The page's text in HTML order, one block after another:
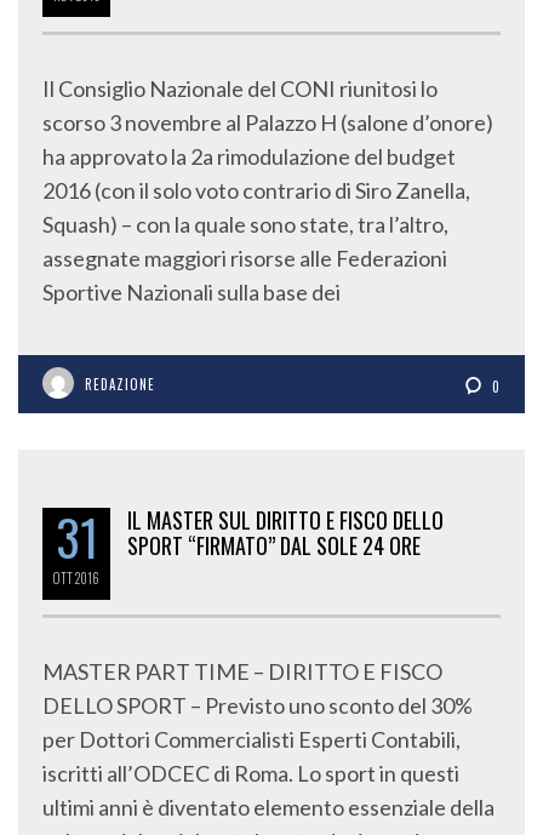
scorso 3 novembre al Palazzo H (salone d’onore)
ha approvato la 2a rimodulazione del budget
2016 (con il solo voto contrario di Siro Zanella,
Squash) – con la quale sono state, tra l’altro,
assegnate maggiori risorse alle Federazioni
Sportive Nazionali sulla base dei
31
OTT2016
SPORT “FIRMATO” DAL SOLE 24 ORE
DELLO SPORT – Previsto uno sconto del 30%
per Dottori Commercialisti Esperti Contabili,
iscritti all’ODCEC di Roma. Lo sport in questi
ultimi anni è diventato elemento essenziale della
cultura del sociale, a tal punto da riguardare